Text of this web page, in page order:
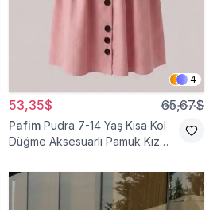
4
53,35$ 65,67$
Pafim Pudra 7-14 Yaş Kısa Kol
Düğme Aksesuarlı Pamuk Kız